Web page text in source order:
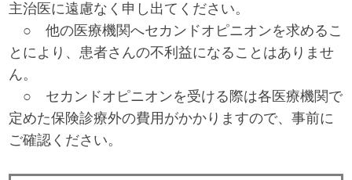
主治医に遠慮なく申し出てください。
○ 他の医療機関へセカンドオピニオンを求めるこ
とにより、患者さんの不利益になることはありませ
ん。
○ セカンドオピニオンを受ける際は各医療機関で
定めた保険診療外の費用がかかりますので、事前に
ご確認ください。